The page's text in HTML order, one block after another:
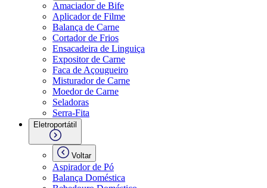
Amaciador de Bife
Aplicador de Filme
Balança de Carne
Cortador de Frios
Ensacadeira de Linguiça
Expositor de Carne
Faca de Açougueiro
Misturador de Carne
Moedor de Carne
Seladoras
Serra-Fita
Eletroportátil
Voltar
Aspirador de Pó
Balança Doméstica